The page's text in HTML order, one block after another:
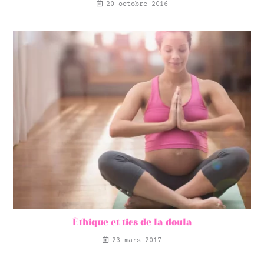
20 octobre 2016
Éthique et tics de la doula
23 mars 2017